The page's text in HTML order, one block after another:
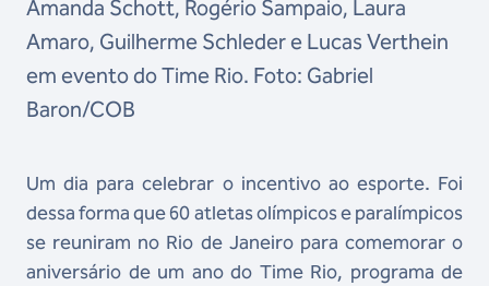
Amanda Schott, Rogério Sampaio, Laura
Amaro, Guilherme Schleder e Lucas Verthein
em evento do Time Rio. Foto: Gabriel
Baron/COB
Um dia para celebrar o incentivo ao esporte. Foi
dessa forma que 60 atletas olímpicos e paralímpicos
se reuniram no Rio de Janeiro para comemorar o
aniversário de um ano do Time Rio, programa de